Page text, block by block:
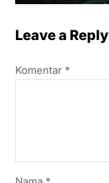
Leave a Reply
Komentar *